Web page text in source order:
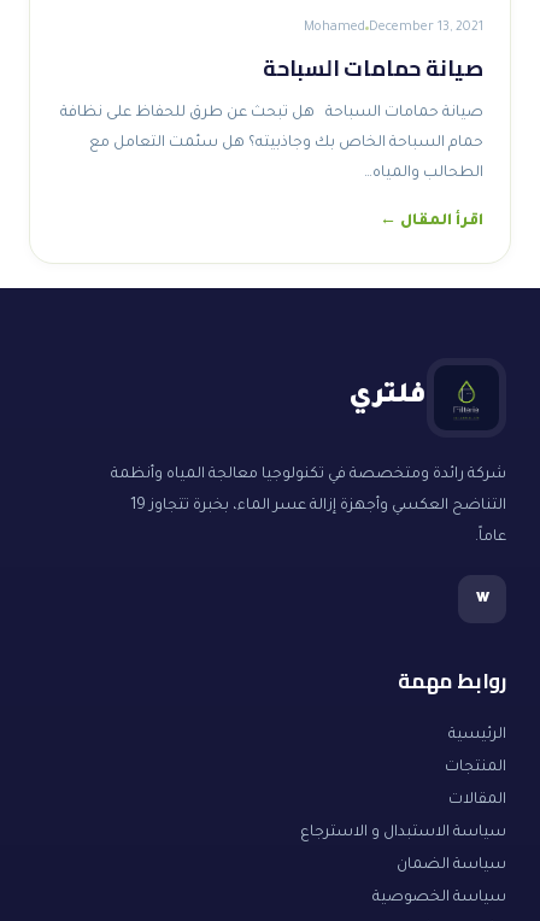
December 13, 2021
Mohamed
صيانة حمامات السباحة
صيانة حمامات السباحة هل تبحث عن طرق للحفاظ على نظافة
حمام السباحة الخاص بك وجاذبيته؟ هل سئمت التعامل مع
الطحالب والمياه…
اقرأ المقال ←
فلتري
شركة رائدة ومتخصصة في تكنولوجيا معالجة المياه وأنظمة
التناضح العكسي وأجهزة إزالة عسر الماء، بخبرة تتجاوز 19
عاماً.
w
روابط مهمة
الرئيسية
المنتجات
المقالات
سياسة الاستبدال و الاسترجاع
سياسة الضمان
سياسة الخصوصية